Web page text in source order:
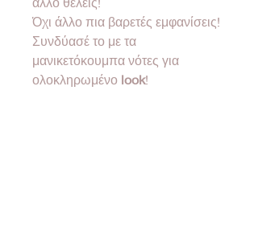
Όχι άλλο πια βαρετές εμφανίσεις!
Συνδύασέ το με τα
μανικετόκουμπα νότες για
ολοκληρωμένο look!